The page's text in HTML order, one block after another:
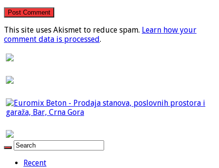
This site uses Akismet to reduce spam. Learn how your
comment data is processed.
Recent